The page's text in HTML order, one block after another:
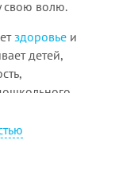
свою волю.
здоровье и
детей,
детей на